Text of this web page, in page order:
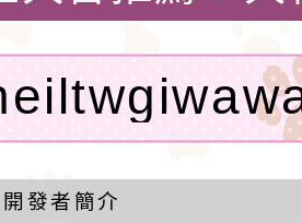
出生的小朋
有堅韌的意
動作迅速，以
小的體型廣受
，墨西哥總
在花束裡，送
專賣店 : 大楊
者：徐嘉
開發者簡介